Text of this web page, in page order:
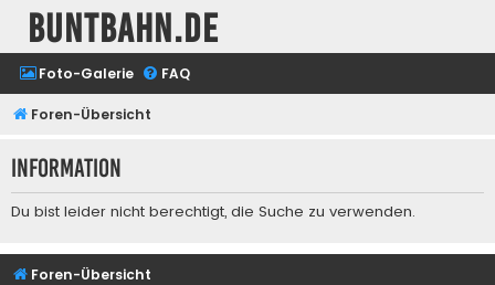
buntbahn.de
Foto-Galerie FAQ
Foren-Übersicht
Information
Du bist leider nicht berechtigt, die Suche zu verwenden.
Foren-Übersicht